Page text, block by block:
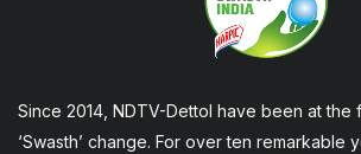
Since 2014, NDTV-Dettol have been at the
‘Swasth’ change. For over ten remarkable